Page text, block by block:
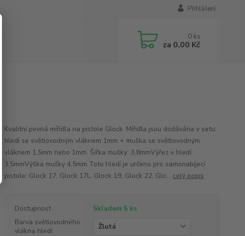
Přihlášení
0 ks
za 0,00 Kč
Kvalitní pevná mířidla na pistole Glock. Mířidla jsou dodávána v setu:
hledí se světlovodným vláknem 1mm + muška se světlovodným
vláknem 1,5mm nebo 1mm. Šířka mušky: 3,8mmVýřez v hledí:
3,5mmVýška mušky 4,5mm Toto hledí je určeno pro samonabíjecí
pistole: Glock 17, Glock 17L, Glock 19, Glock 22, Glo... celý popis
Dostupnost
Skladem 5 ks
Barva světlovodného
vlákna hledí